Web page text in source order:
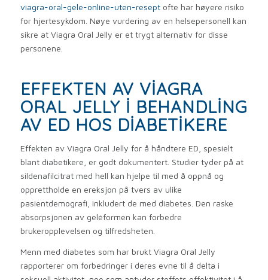
viagra-oral-gele-online-uten-reseptofte har høyere risiko
for hjertesykdom. Nøye vurdering av en helsepersonell kan
sikre at Viagra Oral Jelly er et trygt alternativ for disse
personene.
EFFEKTEN AV VIAGRA
ORAL JELLY I BEHANDLING
AV ED HOS DIABETIKERE
Effekten av Viagra Oral Jelly for å håndtere ED, spesielt
blant diabetikere, er godt dokumentert. Studier tyder på at
sildenafilcitrat med hell kan hjelpe til med å oppnå og
opprettholde en ereksjon på tvers av ulike
pasientdemografi, inkludert de med diabetes. Den raske
absorpsjonen av geléformen kan forbedre
brukeropplevelsen og tilfredsheten.
Menn med diabetes som har brukt Viagra Oral Jelly
rapporterer om forbedringer i deres evne til å delta i